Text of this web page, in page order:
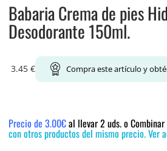
Babaria Crema de pies
Desodorante 150ml.
3.45 € Compra este artículo y
Precio de 3.00€al llevar 2 uds. o Combinar
con otros productos del mismo precio. Ver